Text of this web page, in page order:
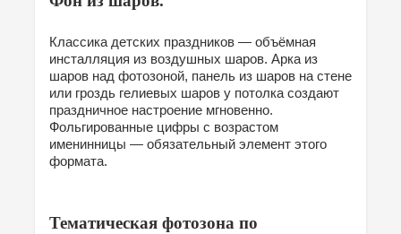
Классика детских праздников — объёмная
инсталляция из воздушных шаров. Арка из
шаров над фотозоной, панель из шаров на стене
или гроздь гелиевых шаров у потолка создают
праздничное настроение мгновенно.
Фольгированные цифры с возрастом
именинницы — обязательный элемент этого
формата.
Тематическая фотозона по